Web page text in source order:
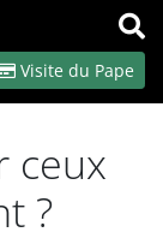
OK
Visite du Pape
ceux
?